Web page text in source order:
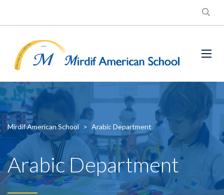
Mirdif American School > Arabic Department
Arabic Department